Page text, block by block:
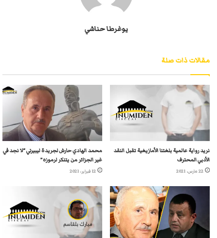
يوغرطا حناشي
مقالات ذات صلة
نريد رواية عالمية بلغتنا الأمازيغية تقبل النقد
الأدبي المحترف
22 مارس، 2021
محمد الهادي حارش لجريدة ليبيرتي “لا نجد في
غير الجزائر من يتنكر لرموزه”
12 فبراير، 2021